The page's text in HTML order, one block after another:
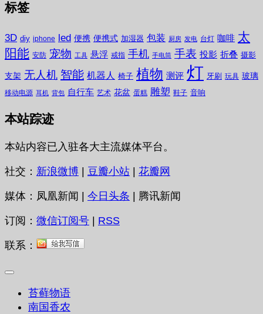
标签
3D diy iphone led 便携 便携式 加湿器 包装 厨房 发电 台灯 咖啡 太
阳能 安防 宠物 工具 悬浮 戒指 手机 手电筒 手表 投影 折叠 摄影
支架 无人机 智能 机器人 椅子 植物 测评 灯 牙刷 玩具 玻璃
移动电源 耳机 背包 自行车 艺术 花盆 蛋糕 雕塑 鞋子 音响
本站踪迹
本站内容已入驻各大主流媒体平台。
社交： 新浪微博 | 豆瓣小站 | 花瓣网
媒体：凤凰新闻 | 今日头条 | 腾讯新闻
订阅： 微信订阅号 RSS
联系：
苔藓物语
南国香农